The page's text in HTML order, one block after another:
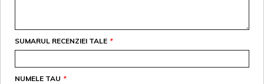
*
SUMARUL RECENZIEI TALE
*
NUMELE TAU